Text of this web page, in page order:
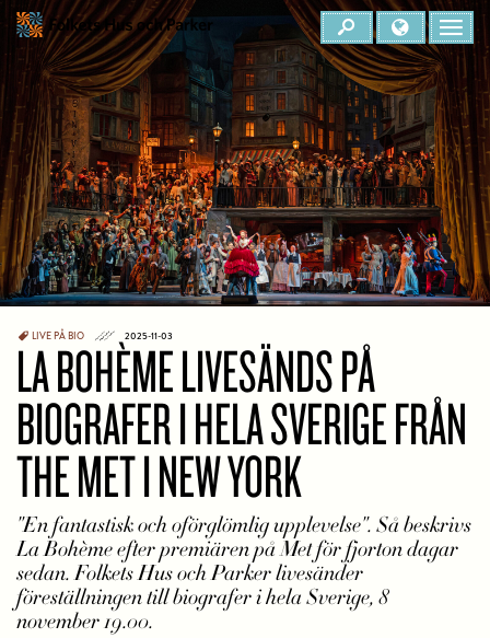
LIVE PÅ BIO 2025-11-03
LA BOHÈME LIVESÄNDS PÅ
BIOGRAFER I HELA SVERIGE FRÅN
THE MET I NEW YORK
"En fantastisk och oförglömlig upplevelse". Så beskrivs
La Bohème efter premiären på Met för fjorton dagar
sedan. Folkets Hus och Parker livesänder
föreställningen till biografer i hela Sverige, 8
november 19.00.